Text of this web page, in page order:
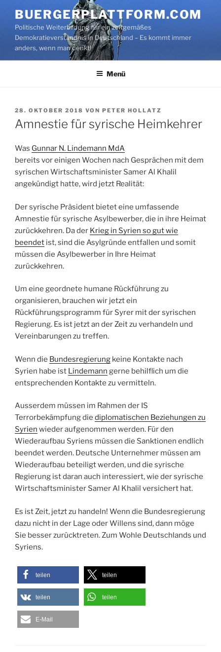
Inhalt
springen
BUERGERPLATTFORM.COM
Politische Weiterbildung für ein zeitgemäßes
Demokratieverständnis in Deutschland – Es kommt immer
anders, wenn man denkt!
Menü
VERÖFFENTLICHT
AM
28. OKTOBER 2018 VON PETER HOLLATZ
Amnestie für syrische Heimkehrer
Was Gunnar N. Lindemann MdA
bereits vor einigen Wochen nach Gesprächen mit dem
syrischen Wirtschaftsminister Samer Al Khalil
angekündigt hatte, wird jetzt Realität:
Der syrische Präsident bietet eine umfassende
Amnestie für syrische Asylbewerber, die in ihre Heimat
zurückkehren. Da der Krieg in Syrien so gut wie
beendet ist, sind die Asylgründe entfallen und somit
müssen die Asylbewerber in Ihre Heimat
zurückkehren.
Um eine geordnete humane Rückführung zu
organisieren, brauchen wir jetzt ein
Rückführungsprogramm für Syrer mit der syrischen
Regierung. Es ist jetzt an der Zeit zu verhandeln und
Vereinbarungen zu treffen.
Wenn die Bundesregierung keine Kontakte nach
Syrien habe ist Lindemann gerne behilflich um die
entsprechenden Kontakte zu vermitteln.
Ausserdem müssen im Rahmen der IS
Terrorbekämpfung die diplomatischen Beziehungen zu
Syrien wieder aufgenommen werden. Für den
Wiederaufbau Syriens müssen die Sanktionen endlich
beendet werden. Deutsche Unternehmer müssen am
Wiederaufbau beteiligt werden, und die syrische
Regierung ist daran auch interessiert, wie der syrische
Wirtschaftsminister Samer Al Khalil versichert hat.
Es ist Zeit, jetzt zu handeln! Wenn die Bundesregierung
dazu nicht in der Lage oder Willens sind, dann möge
Sie besser zurücktreten. Zum Wohle Deutschlands und
Syriens.
teilen teilen
teilen teilen
E-Mail